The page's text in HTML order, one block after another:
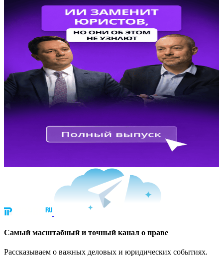
Cамый масштабный и точный канал о праве
Рассказываем о важных деловых и юридических событиях.